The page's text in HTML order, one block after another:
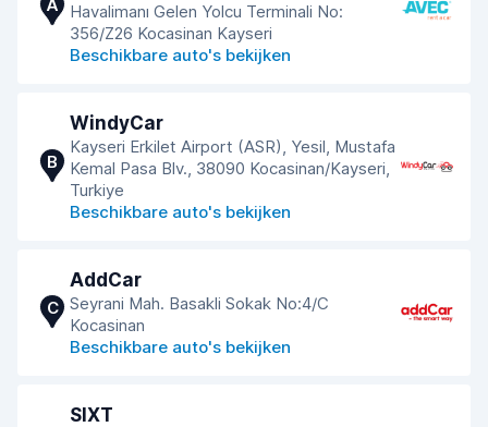
A
Havalimanı Gelen Yolcu Terminali No:
356/Z26 Kocasinan Kayseri
Beschikbare auto's bekijken
B
WindyCar
Kayseri Erkilet Airport (ASR), Yesil, Mustafa
Kemal Pasa Blv., 38090 Kocasinan/Kayseri,
Turkiye
Beschikbare auto's bekijken
C
AddCar
Seyrani Mah. Basakli Sokak No:4/C
Kocasinan
Beschikbare auto's bekijken
SIXT